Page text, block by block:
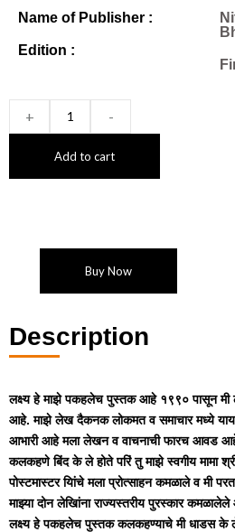
Name of Publisher :
Edition :
+ -
Add to cart
Buy Now
Description
लक्ष्य हे माझे पकहलेच पुस्तक आहे १९९० पासून
आहे. माझे लेख दैकनक लोकमत व समाचार मध्ये यायचे
आभारी आहे मला लेखन व वाचनाची फारच आवड आहे
कलकहणे बिंद के ले होते परिं तु माझे स्वगीय मामा
पोस्टमास्टर यािंचे मला प्रोत्साहन कमळाले व मी
माझ्या दोन लेखािंना राज्यस्तरीय पुरस्कार
लक्ष्य हे पकहलेच पुस्तक कलकहण्याचे मी धाडस